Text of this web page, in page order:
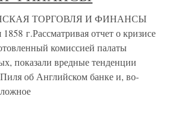
ТОРГОВЛЯ И ФИНАНСЫ
г.Рассматривая отчет о кризисе
комиссией палаты
показали вредные тенденции
Пиля об Английском банке и, во-